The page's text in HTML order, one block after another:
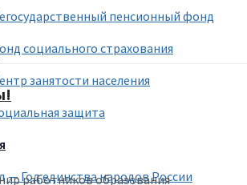
пенсионный фонд
социального страхования
занятости населения
защита
— Год единства народов России